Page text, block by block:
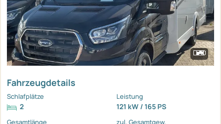
Fahrzeugdetails
Schlafplätze
2
Leistung
121 kW / 165 PS
Gesamtlänge zul. Gesamtgew.